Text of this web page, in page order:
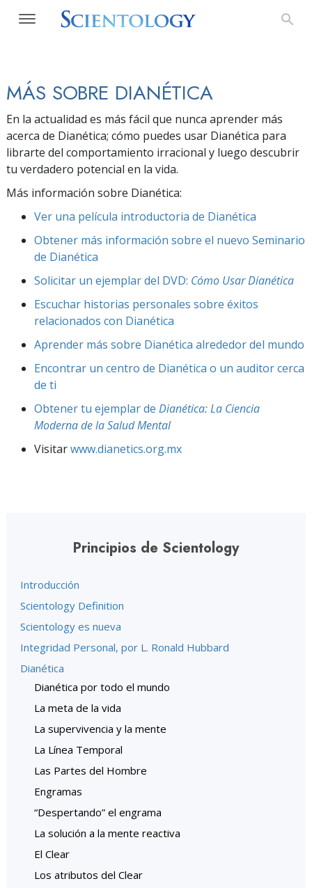
MÁS SOBRE DIANÉTICA
En la actualidad es más fácil que nunca aprender más
acerca de Dianética; cómo puedes usar Dianética para
librarte del comportamiento irracional y luego descubrir
tu verdadero potencial en la vida.
Más información sobre Dianética:
Ver una película introductoria de Dianética
Obtener más información sobre el nuevo Seminario
de Dianética
Solicitar un ejemplar del DVD: Cómo Usar Dianética
Escuchar historias personales sobre éxitos
relacionados con Dianética
Aprender más sobre Dianética alrededor del mundo
Encontrar un centro de Dianética o un auditor cerca
de ti
Obtener tu ejemplar de Dianética: La Ciencia
Moderna de la Salud Mental
Visitarwww.dianetics.org.mx
Principios de Scientology
Introducción
Scientology Definition
Scientology es nueva
Integridad Personal, por L. Ronald Hubbard
Dianética
Dianética por todo el mundo
La meta de la vida
La supervivencia y la mente
La Línea Temporal
Las Partes del Hombre
Engramas
“Despertando” el engrama
La solución a la mente reactiva
El Clear
Los atributos del Clear